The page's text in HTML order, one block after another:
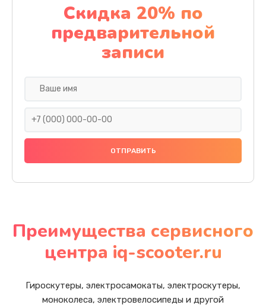
Скидка 20% по
предварительной
записи
Преимущества сервисного
центра iq-scooter.ru
Гироскутеры, электросамокаты, электроскутеры,
моноколеса, электровелосипеды и другой